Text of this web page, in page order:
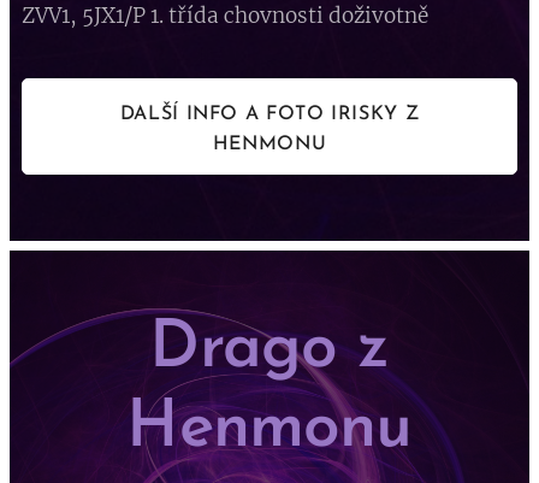
ZVV1, 5JX1/P 1. třída chovnosti doživotně
DALŠÍ INFO A FOTO IRISKY Z
HENMONU
Drago z
Henmonu